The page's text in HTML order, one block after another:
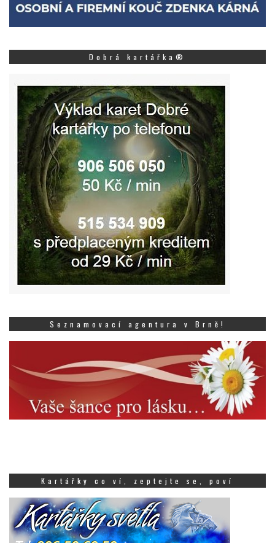
Dobrá kartářka®
Seznamovací agentura v Brně!
Kartářky co ví, zeptejte se, poví